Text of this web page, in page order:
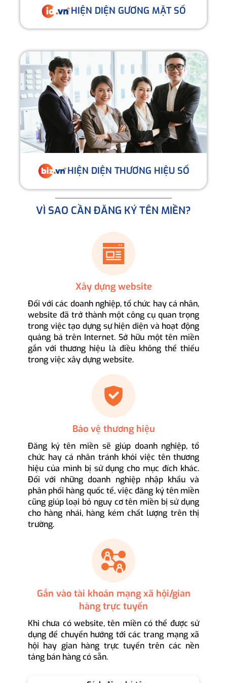
HIỆN DIỆN GƯƠNG MẶT SỐ
HIỆN DIỆN THƯƠNG HIỆU SỐ
VÌ SAO CẦN ĐĂNG KÝ TÊN MIỀN?
Xây dựng website
Đối với các doanh nghiệp, tổ chức hay cá nhân,
website đã trở thành một công cụ quan trọng
trong việc tạo dựng sự hiện diện và hoạt động
quảng bá trên Internet. Sở hữu một tên miền
gắn với thương hiệu là điều không thể thiếu
trong việc xây dựng website.
Bảo vệ thương hiệu
Đăng ký tên miền sẽ giúp doanh nghiệp, tổ
chức hay cá nhân tránh khỏi việc tên thương
hiệu của mình bị sử dụng cho mục đích khác.
Đối với những doanh nghiệp nhập khẩu và
phân phối hàng quốc tế, việc đăng ký tên miền
cũng giúp loại bỏ nguy cơ tên miền bị sử dụng
cho hàng nhái, hàng kém chất lượng trên thị
trường.
Gắn vào tài khoản mạng xã hội/gian
hàng trực tuyến
Khi chưa có website, tên miền có thể được sử
dụng để chuyển hướng tới các trang mạng xã
hội hay gian hàng trực tuyến trên các nền
tảng bán hàng có sẵn.